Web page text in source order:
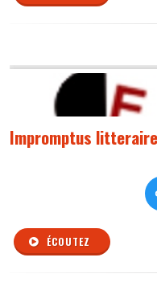
Impromptus
ÉCOUTEZ